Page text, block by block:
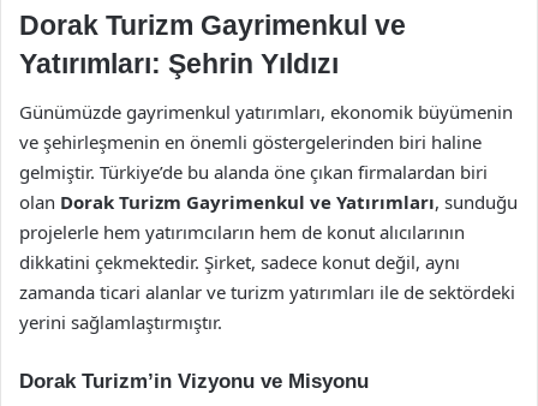
Dorak Turizm Gayrimenkul ve
Yatırımları: Şehrin Yıldızı
Günümüzde gayrimenkul yatırımları, ekonomik büyümenin
ve şehirleşmenin en önemli göstergelerinden biri haline
gelmiştir. Türkiye’de bu alanda öne çıkan firmalardan biri
olan Dorak Turizm Gayrimenkul ve Yatırımları, sunduğu
projelerle hem yatırımcıların hem de konut alıcılarının
dikkatini çekmektedir. Şirket, sadece konut değil, aynı
zamanda ticari alanlar ve turizm yatırımları ile de sektördeki
yerini sağlamlaştırmıştır.
Dorak Turizm’in Vizyonu ve Misyonu